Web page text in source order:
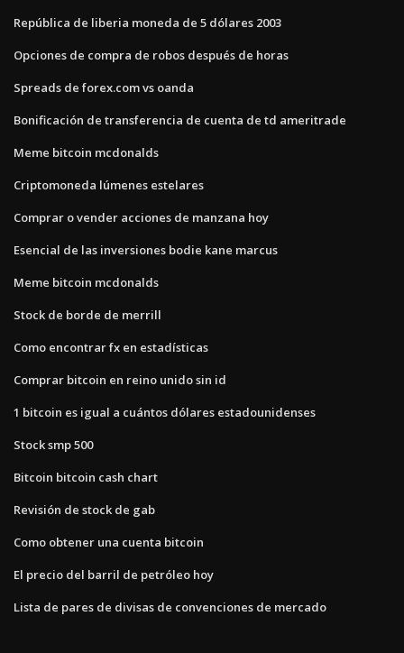
República de liberia moneda de 5 dólares 2003
Opciones de compra de robos después de horas
Spreads de forex.com vs oanda
Bonificación de transferencia de cuenta de td ameritrade
Meme bitcoin mcdonalds
Criptomoneda lúmenes estelares
Comprar o vender acciones de manzana hoy
Esencial de las inversiones bodie kane marcus
Meme bitcoin mcdonalds
Stock de borde de merrill
Como encontrar fx en estadísticas
Comprar bitcoin en reino unido sin id
1 bitcoin es igual a cuántos dólares estadounidenses
Stock smp 500
Bitcoin bitcoin cash chart
Revisión de stock de gab
Como obtener una cuenta bitcoin
El precio del barril de petróleo hoy
Lista de pares de divisas de convenciones de mercado